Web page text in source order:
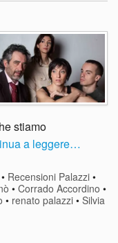
stiamo
a leggere…
Recensioni Palazzi•
•Corrado Accordino •
• renato palazzi • Silvia